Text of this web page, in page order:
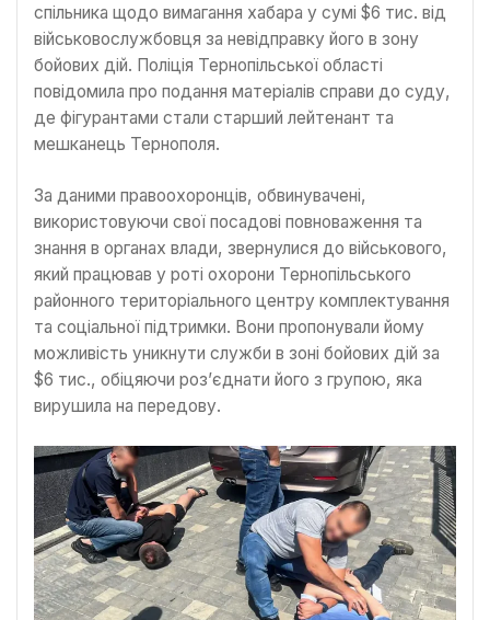
спільника щодо вимагання хабара у сумі $6 тис. від
військовослужбовця за невідправку його в зону
бойових дій. Поліція Тернопільської області
повідомила про подання матеріалів справи до суду,
де фігурантами стали старший лейтенант та
мешканець Тернополя.
За даними правоохоронців, обвинувачені,
використовуючи свої посадові повноваження та
знання в органах влади, звернулися до військового,
який працював у роті охорони Тернопільського
районного територіального центру комплектування
та соціальної підтримки. Вони пропонували йому
можливість уникнути служби в зоні бойових дій за
$6 тис., обіцяючи роз’єднати його з групою, яка
вирушила на передову.